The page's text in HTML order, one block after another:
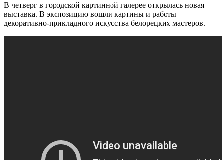
В четверг в городской картинной галерее открылась новая
выставка. В экспозицию вошли картины и работы
декоративно-прикладного искусства белорецких мастеров.